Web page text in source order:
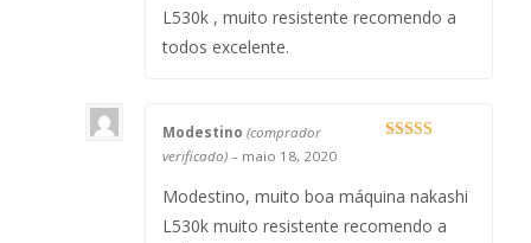
L530k , muito resistente recomendo a
todos excelente.
Modestino (comprador
verificado) – maio 18, 2020
Modestino, muito boa máquina nakashi
L530k muito resistente recomendo a